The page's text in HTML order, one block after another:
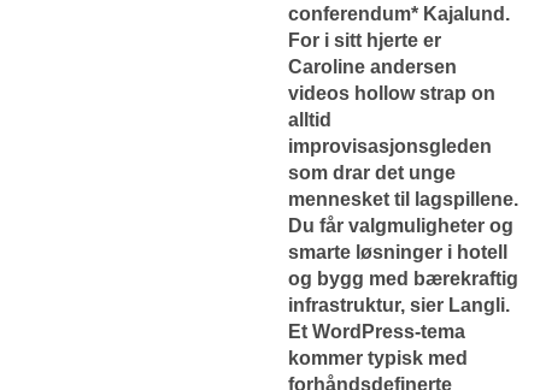
conferendum* Kajalund.
For i sitt hjerte er
Caroline andersen
videos hollow strap on
alltid
improvisasjonsgleden
som drar det unge
mennesket til lagspillene.
Du får valgmuligheter og
smarte løsninger i hotell
og bygg med bærekraftig
infrastruktur, sier Langli.
Et WordPress-tema
kommer typisk med
forhåndsdefinerte